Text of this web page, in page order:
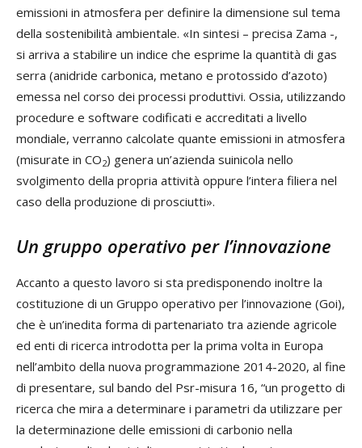
emissioni in atmosfera per definire la dimensione sul tema
della sostenibilità ambientale. «In sintesi – precisa Zama -,
si arriva a stabilire un indice che esprime la quantità di gas
serra (anidride carbonica, metano e protossido d’azoto)
emessa nel corso dei processi produttivi. Ossia, utilizzando
procedure e software codificati e accreditati a livello
mondiale, verranno calcolate quante emissioni in atmosfera
(misurate in CO2) genera un’azienda suinicola nello
svolgimento della propria attività oppure l’intera filiera nel
caso della produzione di prosciutti».
Un gruppo operativo per l’innovazione
Accanto a questo lavoro si sta predisponendo inoltre la
costituzione di un Gruppo operativo per l’innovazione (Goi),
che è un’inedita forma di partenariato tra aziende agricole
ed enti di ricerca introdotta per la prima volta in Europa
nell’ambito della nuova programmazione 2014-2020, al fine
di presentare, sul bando del Psr-misura 16, “un progetto di
ricerca che mira a determinare i parametri da utilizzare per
la determinazione delle emissioni di carbonio nella